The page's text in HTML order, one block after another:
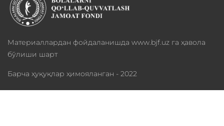
Материаллардан фойдаланишда www.bjf.uz га ҳавола
бўлиши шарт
Барча ҳуқуқлар ҳимояланган - 2022